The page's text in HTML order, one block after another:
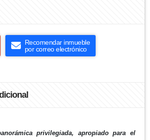
Recomendar inmueble
por correo electrónico
privilegiada, apropiado para el